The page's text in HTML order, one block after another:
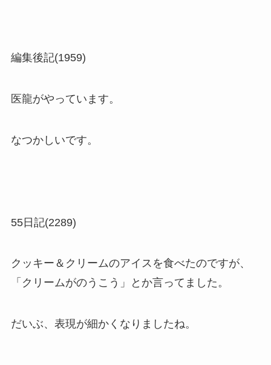
編集後記(1959)
医龍がやっています。
なつかしいです。
55日記(2289)
クッキー＆クリームのアイスを食べたのですが、
「クリームがのうこう」とか言ってました。
だいぶ、表現が細かくなりましたね。